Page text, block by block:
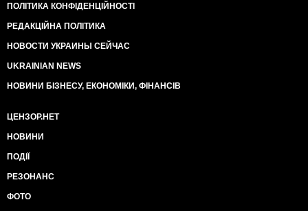
ПОЛІТИКА КОНФІДЕНЦІЙНОСТІ
РЕДАКЦІЙНА ПОЛІТИКА
НОВОСТИ УКРАИНЫ СЕЙЧАС
UKRAINIAN NEWS
НОВИНИ БІЗНЕСУ, ЕКОНОМІКИ, ФІНАНСІВ
ЦЕНЗОР.НЕТ
НОВИНИ
ПОДІЇ
РЕЗОНАНС
ФОТО